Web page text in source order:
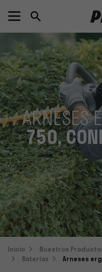
ARNESES
750,
Inicio Nuestros
Baterías
Arneses